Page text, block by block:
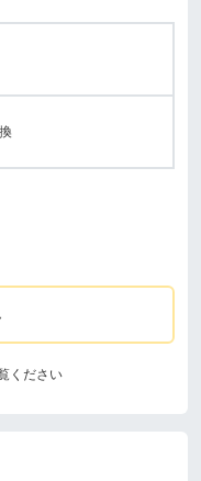
ください